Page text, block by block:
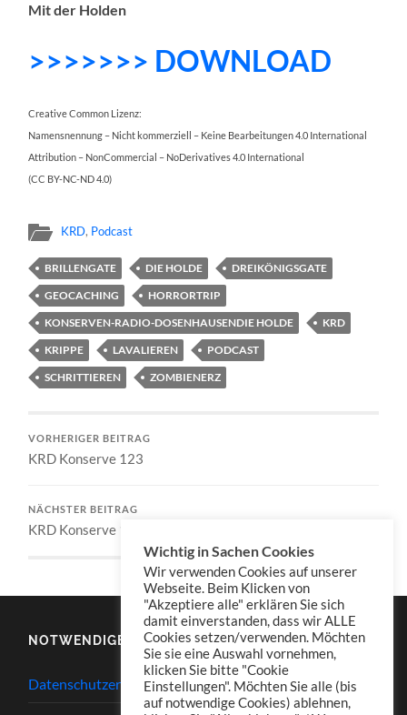
Mit der Holden
>>>>>>> DOWNLOAD
Creative Common Lizenz:
Namensnennung – Nicht kommerziell – Keine Bearbeitungen 4.0 International
Attribution – NonCommercial – NoDerivatives 4.0 International
(CC BY-NC-ND 4.0)
KRD, Podcast
BRILLENGATE DIE HOLDE
DREIKÖNIGSGATE
GEOCACHING
HORRORTRIP
KONSERVEN-RADIO-DOSENHAUSENDIE HOLDE
KRD
KRIPPE
LAVALIEREN
PODCAST
SCHRITTIEREN
ZOMBIENERZ
VORHERIGER BEITRAG
KRD Konserve 123
NÄCHSTER BEITRAG
KRD Konserve 125
NOTWENDIGES
Datenschutzerklärung
Wichtig in Sachen Cookies
Wir verwenden Cookies auf unserer
Webseite. Beim Klicken von
"Akzeptiere alle" erklären Sie sich
damit einverstanden, dass wir ALLE
Cookies setzen/verwenden. Möchten
Sie sie eine Auswahl vornehmen,
klicken Sie bitte "Cookie
Einstellungen". Möchten Sie alle (bis
auf notwendige Cookies) ablehnen,